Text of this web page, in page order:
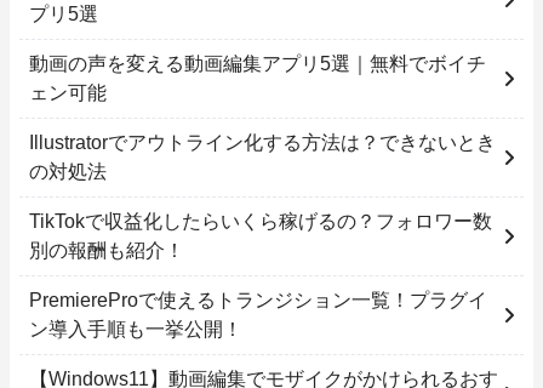
プリ5選
動画の声を変える動画編集アプリ5選｜無料でボイチ
ェン可能
Illustratorでアウトライン化する方法は？できないとき
の対処法
TikTokで収益化したらいくら稼げるの？フォロワー数
別の報酬も紹介！
PremiereProで使えるトランジション一覧！プラグイ
ン導入手順も一挙公開！
【Windows11】動画編集でモザイクがかけられるおす